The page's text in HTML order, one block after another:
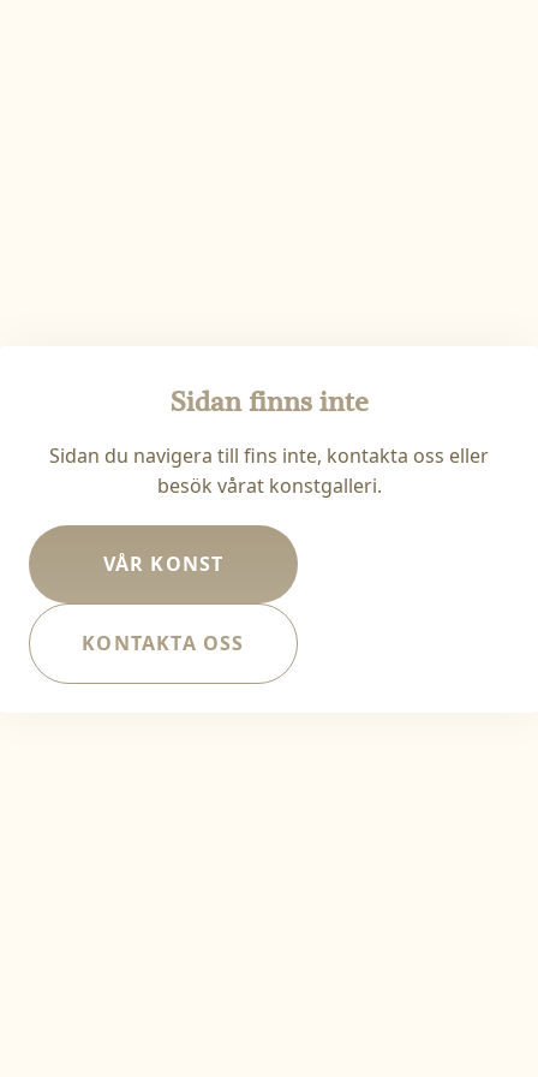
Sidan finns inte
Sidan du navigera till fins inte, kontakta oss eller
besök vårat konstgalleri.
VÅR KONST
KONTAKTA OSS